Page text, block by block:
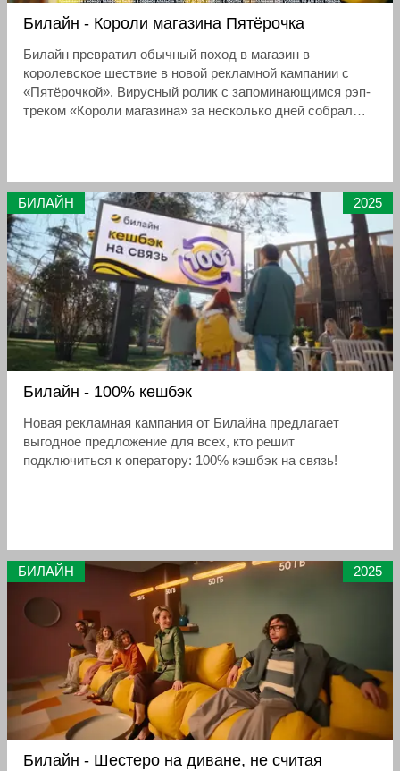
Билайн - Короли магазина Пятёрочка
Билайн превратил обычный поход в магазин в
королевское шествие в новой рекламной кампании с
«Пятёрочкой». Вирусный ролик с запоминающимся рэп-
треком «Короли магазина» за несколько дней собрал
БИЛАЙН 2025
Билайн - 100% кешбэк
Новая рекламная кампания от Билайна предлагает
выгодное предложение для всех, кто решит
подключиться к оператору: 100% кэшбэк на связь!
БИЛАЙН 2025
Билайн - Шестеро на диване, не считая